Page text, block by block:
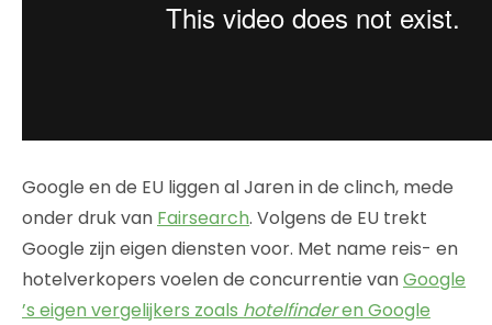
Google en de EU liggen al Jaren in de clinch, mede
onder druk van Fairsearch. Volgens de EU trekt
Google zijn eigen diensten voor. Met name reis- en
hotelverkopers voelen de concurrentie vanGoogle
’s eigen vergelijkers zoals hotelfinderen Google